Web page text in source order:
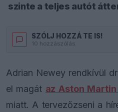
szinte a teljes autót
SZÓLJ HOZZÁ TE IS!
10 hozzászólás.
Adrian Newey rendkívül
el magát az Aston
miatt. A tervezőzseni a